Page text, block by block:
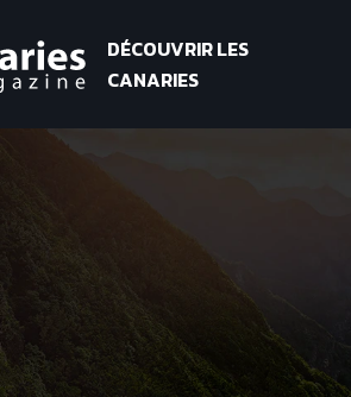
DÉCOUVRIR LES
CANARIES